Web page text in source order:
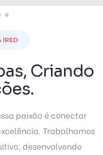
IRED
Criando
paixão é conectar
Trabalhamos
desenvolvendo